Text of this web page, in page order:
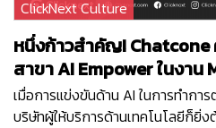
ClickNext Culture
หนึ่งก้าวสำคัญ! Chatcone
สาขา AI Empower ในงาน
เมื่อการแข่งขันด้าน AI ในการทำกา
บริษัทผู้ให้บริการด้านเทคโนโลยีก็ยิ่